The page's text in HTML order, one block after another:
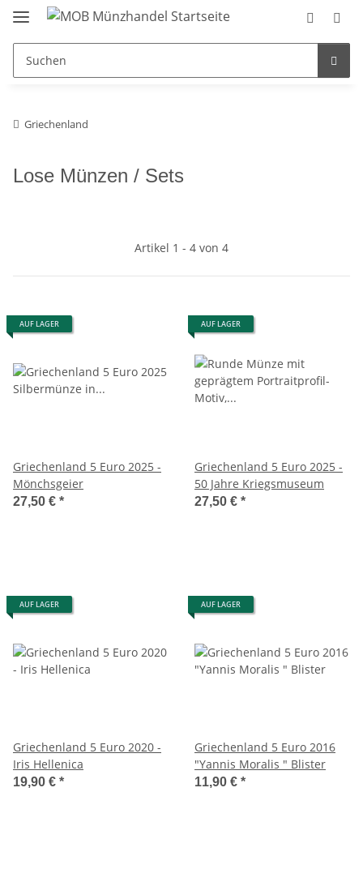
Griechenland
Lose Münzen / Sets
Artikel 1 - 4 von 4
AUF LAGER
Griechenland 5 Euro 2025 -
Mönchsgeier
27,50 € *
AUF LAGER
Griechenland 5 Euro 2025 -
50 Jahre Kriegsmuseum
27,50 € *
AUF LAGER
Griechenland 5 Euro 2020 -
Iris Hellenica
19,90 € *
AUF LAGER
Griechenland 5 Euro 2016
"Yannis Moralis " Blister
11,90 € *